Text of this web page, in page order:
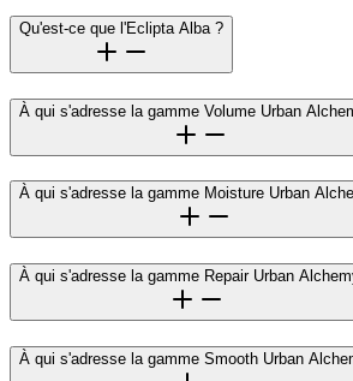
Qu'est-ce que l'Eclipta Alba ?
À qui s'adresse la gamme Volume Urban
À qui s'adresse la gamme Moisture Urban
À qui s'adresse la gamme Repair Urban
À qui s'adresse la gamme Smooth Urban